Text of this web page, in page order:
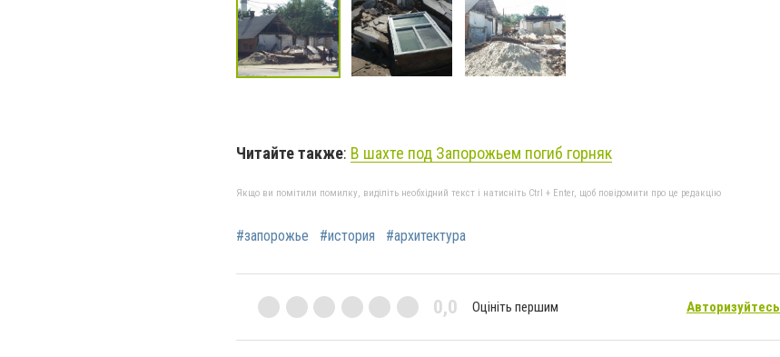
Читайте также: В шахте под Запорожьем погиб горняк
Якщо ви помітили помилку, виділіть необхідний текст і натисніть Ctrl + Enter, щоб повідомити про це редакцію
#запорожье #история #архитектура
0,0 Оцініть першим Авторизуйтесь